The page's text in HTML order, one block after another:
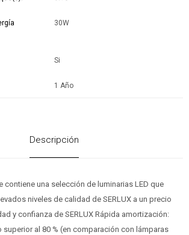
30W
Si
1 Año
Descripción
contiene una selección de luminarias LED que
niveles de calidad de SERLUX a un precio
y confianza de SERLUX Rápida amortización:
superior al 80 % (en comparación con lámparas